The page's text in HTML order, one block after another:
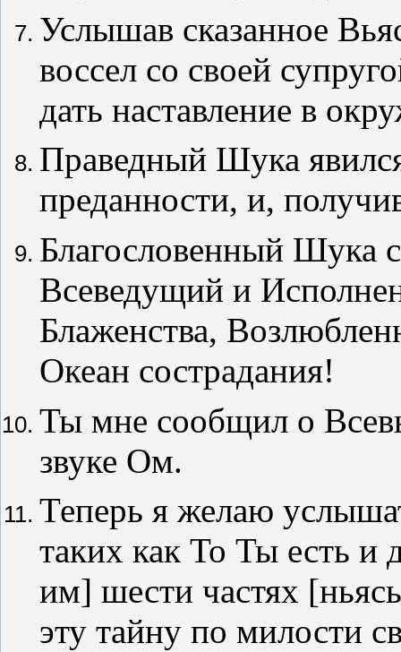
Услышав сказанное
воссел со своей
дать наставление в
Праведный Шука
преданности, и,
Благословенный Шука
Всеведущий и
Блаженства,
Океан сострадания!
Ты мне сообщил о
звуке Ом.
Теперь я желаю
таких как То Ты есть
им] шести частях
эту тайну по милости